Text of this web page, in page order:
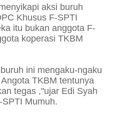
aksi buruh
Khusus F-SPTI
itu bukan anggota F-
koperasi TKBM
ini mengaku-ngaku
TKBM tentunya
tegas ,"ujar Edi Syah
Mumuh.